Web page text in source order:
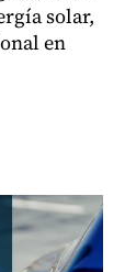
solar,
en